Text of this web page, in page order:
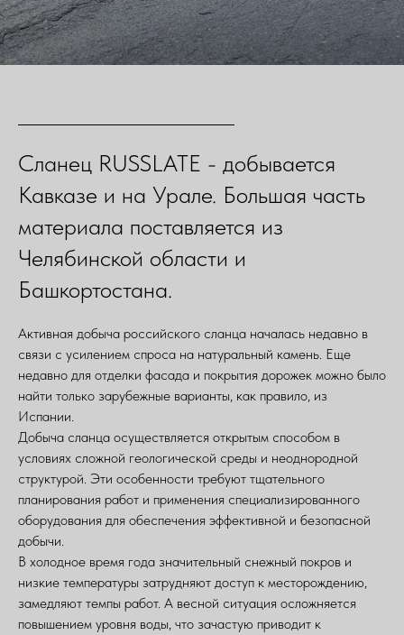
Сланец RUSSLATE - добывается
Кавказе и на Урале. Большая часть
материала поставляется из
Челябинской области и
Башкортостана.
Активная добыча российского сланца началась недавно в
связи с усилением спроса на натуральный камень. Еще
недавно для отделки фасада и покрытия дорожек можно было
найти только зарубежные варианты, как правило, из
Испании.
Добыча сланца осуществляется открытым способом в
условиях сложной геологической среды и неоднородной
структурой. Эти особенности требуют тщательного
планирования работ и применения специализированного
оборудования для обеспечения эффективной и безопасной
добычи.
В холодное время года значительный снежный покров и
низкие температуры затрудняют доступ к месторождению,
замедляют темпы работ. А весной ситуация осложняется
повышением уровня воды, что зачастую приводит к